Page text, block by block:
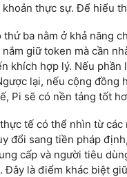
khoản thực sự. Để hiểu
thứ ba nằm ở khả năng
giữ token mà cần
khích hợp lý. Nếu
lại, nếu cộng đồng
Pi sẽ có nền tảng tốt
tế có thể nhìn từ
đổi sang tiền pháp
cấp và người tiêu
Đây là điểm khác biệt